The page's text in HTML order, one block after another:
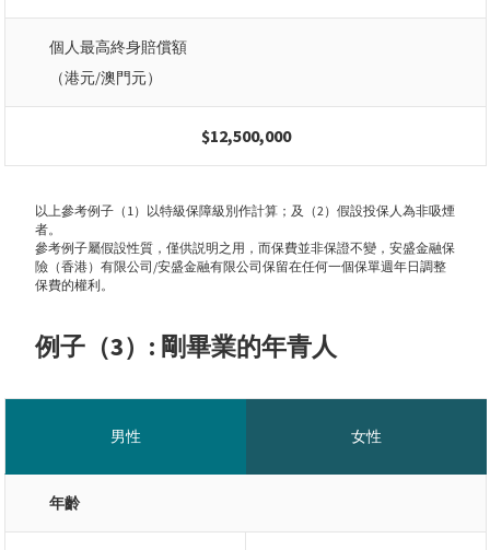
個人最高終身賠償額
（港元/澳門元）
$12,500,000
以上參考例子（1）以特級保障級別作計算；及（2）假設投保人為非吸煙
者。
參考例子屬假設性質，僅供説明之用，而保費並非保證不變，安盛金融保
險（香港）有限公司/安盛金融有限公司保留在任何一個保單週年日調整
保費的權利。
例子（3）: 剛畢業的年青人
男性 女性
年齡